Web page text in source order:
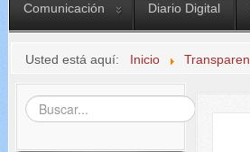
Comunicación Diario Digital
Usted está aquí: Inicio
Buscar...